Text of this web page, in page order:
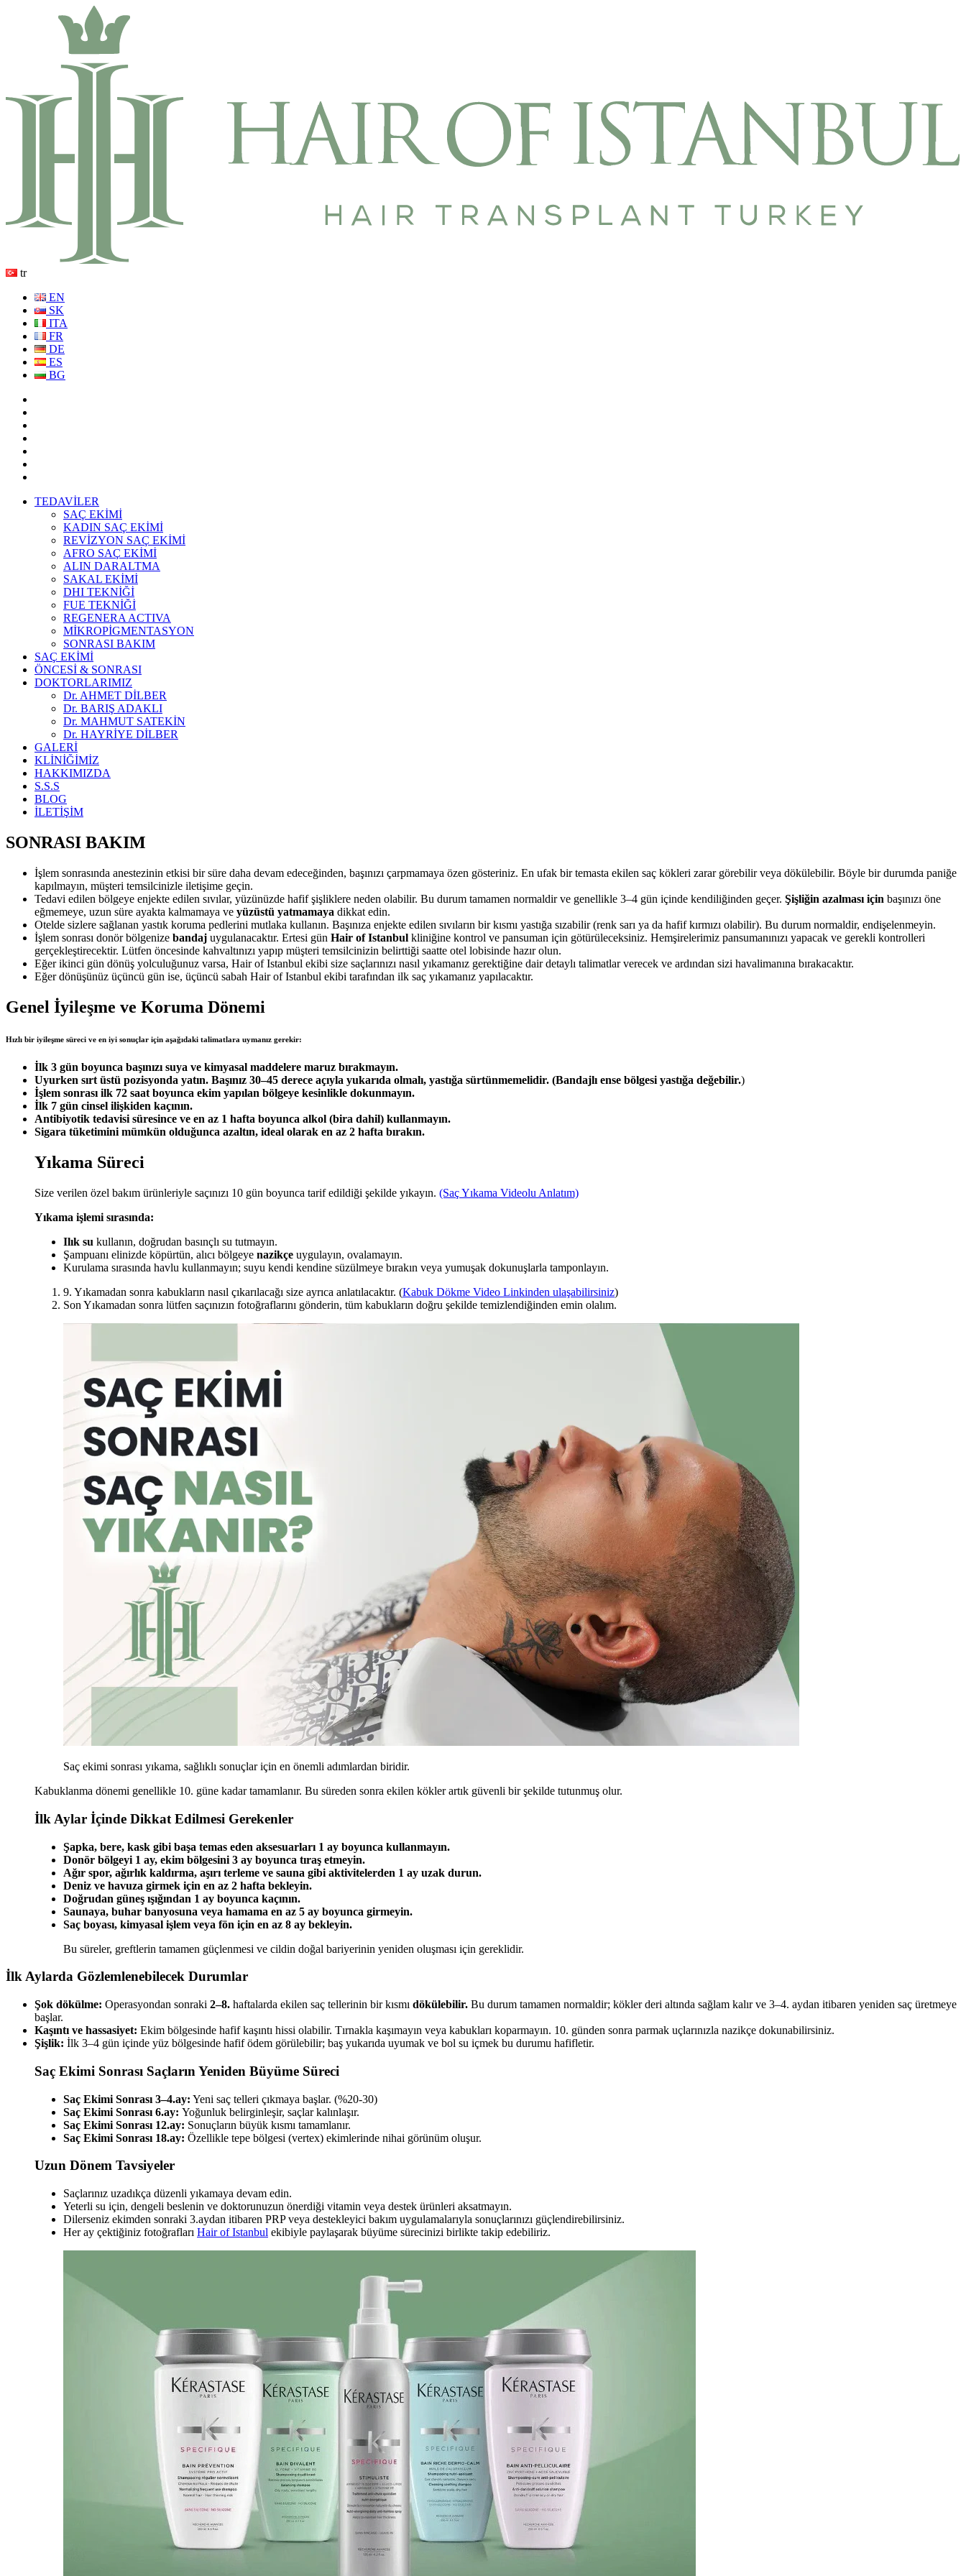
tr
EN
SK
ITA
FR
DE
ES
BG
TEDAVİLER
SAÇ EKİMİ
KADIN SAÇ EKİMİ
REVİZYON SAÇ EKİMİ
AFRO SAÇ EKİMİ
ALIN DARALTMA
SAKAL EKİMİ
DHI TEKNİĞİ
FUE TEKNİĞİ
REGENERA ACTIVA
MİKROPİGMENTASYON
SONRASI BAKIM
SAÇ EKİMİ
ÖNCESİ & SONRASI
DOKTORLARIMIZ
Dr. AHMET DİLBER
Dr. BARIŞ ADAKLI
Dr. MAHMUT SATEKİN
Dr. HAYRİYE DİLBER
GALERİ
KLİNİĞİMİZ
HAKKIMIZDA
S.S.S
BLOG
İLETİŞİM
SONRASI BAKIM
İşlem sonrasında anestezinin etkisi bir süre daha devam edeceğinden, başınızı çarpmamaya özen gösteriniz. En ufak bir temasta ekilen saç kökleri zarar görebilir veya dökülebilir. Böyle bir durumda paniğe
kapılmayın, müşteri temsilcinizle iletişime geçin.
Tedavi edilen bölgeye enjekte edilen sıvılar, yüzünüzde hafif şişliklere neden olabilir. Bu durum tamamen normaldir ve genellikle 3–4 gün içinde kendiliğinden geçer. Şişliğin azalması için başınızı öne
eğmemeye, uzun süre ayakta kalmamaya ve yüzüstü yatmamaya dikkat edin.
Otelde sizlere sağlanan yastık koruma pedlerini mutlaka kullanın. Başınıza enjekte edilen sıvıların bir kısmı yastığa sızabilir (renk sarı ya da hafif kırmızı olabilir). Bu durum normaldir, endişelenmeyin.
İşlem sonrası donör bölgenize bandaj uygulanacaktır. Ertesi gün Hair of Istanbul kliniğine kontrol ve pansuman için götürüleceksiniz. Hemşirelerimiz pansumanınızı yapacak ve gerekli kontrolleri
gerçekleştirecektir. Lütfen öncesinde kahvaltınızı yapıp müşteri temsilcinizin belirttiği saatte otel lobisinde hazır olun.
Eğer ikinci gün dönüş yolculuğunuz varsa, Hair of Istanbul ekibi size saçlarınızı nasıl yıkamanız gerektiğine dair detaylı talimatlar verecek ve ardından sizi havalimanına bırakacaktır.
Eğer dönüşünüz üçüncü gün ise, üçüncü sabah Hair of Istanbul ekibi tarafından ilk saç yıkamanız yapılacaktır.
Genel İyileşme ve Koruma Dönemi
Hızlı bir iyileşme süreci ve en iyi sonuçlar için aşağıdaki talimatlara uymanız gerekir:
İlk 3 gün boyunca başınızı suya ve kimyasal maddelere maruz bırakmayın.
Uyurken sırt üstü pozisyonda yatın. Başınız 30–45 derece açıyla yukarıda olmalı, yastığa sürtünmemelidir. (Bandajlı ense bölgesi yastığa değebilir.)
İşlem sonrası ilk 72 saat boyunca ekim yapılan bölgeye kesinlikle dokunmayın.
İlk 7 gün cinsel ilişkiden kaçının.
Antibiyotik tedavisi süresince ve en az 1 hafta boyunca alkol (bira dahil) kullanmayın.
Sigara tüketimini mümkün olduğunca azaltın, ideal olarak en az 2 hafta bırakın.
Yıkama Süreci
Size verilen özel bakım ürünleriyle saçınızı 10 gün boyunca tarif edildiği şekilde yıkayın. (Saç Yıkama Videolu Anlatım)
Yıkama işlemi sırasında:
Ilık su kullanın, doğrudan basınçlı su tutmayın.
Şampuanı elinizde köpürtün, alıcı bölgeye nazikçe uygulayın, ovalamayın.
Kurulama sırasında havlu kullanmayın; suyu kendi kendine süzülmeye bırakın veya yumuşak dokunuşlarla tamponlayın.
9. Yıkamadan sonra kabukların nasıl çıkarılacağı size ayrıca anlatılacaktır. (Kabuk Dökme Video Linkinden ulaşabilirsiniz)
Son Yıkamadan sonra lütfen saçınızın fotoğraflarını gönderin, tüm kabukların doğru şekilde temizlendiğinden emin olalım.
Saç ekimi sonrası yıkama, sağlıklı sonuçlar için en önemli adımlardan biridir.
Kabuklanma dönemi genellikle 10. güne kadar tamamlanır. Bu süreden sonra ekilen kökler artık güvenli bir şekilde tutunmuş olur.
İlk Aylar İçinde Dikkat Edilmesi Gerekenler
Şapka, bere, kask gibi başa temas eden aksesuarları 1 ay boyunca kullanmayın.
Donör bölgeyi 1 ay, ekim bölgesini 3 ay boyunca tıraş etmeyin.
Ağır spor, ağırlık kaldırma, aşırı terleme ve sauna gibi aktivitelerden 1 ay uzak durun.
Deniz ve havuza girmek için en az 2 hafta bekleyin.
Doğrudan güneş ışığından 1 ay boyunca kaçının.
Saunaya, buhar banyosuna veya hamama en az 5 ay boyunca girmeyin.
Saç boyası, kimyasal işlem veya fön için en az 8 ay bekleyin.
Bu süreler, greftlerin tamamen güçlenmesi ve cildin doğal bariyerinin yeniden oluşması için gereklidir.
İlk Aylarda Gözlemlenebilecek Durumlar
Şok dökülme: Operasyondan sonraki 2–8. haftalarda ekilen saç tellerinin bir kısmı dökülebilir. Bu durum tamamen normaldir; kökler deri altında sağlam kalır ve 3–4. aydan itibaren yeniden saç üretmeye
başlar.
Kaşıntı ve hassasiyet: Ekim bölgesinde hafif kaşıntı hissi olabilir. Tırnakla kaşımayın veya kabukları koparmayın. 10. günden sonra parmak uçlarınızla nazikçe dokunabilirsiniz.
Şişlik: İlk 3–4 gün içinde yüz bölgesinde hafif ödem görülebilir; baş yukarıda uyumak ve bol su içmek bu durumu hafifletir.
Saç Ekimi Sonrası Saçların Yeniden Büyüme Süreci
Saç Ekimi Sonrası 3–4.ay: Yeni saç telleri çıkmaya başlar. (%20-30)
Saç Ekimi Sonrası 6.ay: Yoğunluk belirginleşir, saçlar kalınlaşır.
Saç Ekimi Sonrası 12.ay: Sonuçların büyük kısmı tamamlanır.
Saç Ekimi Sonrası 18.ay: Özellikle tepe bölgesi (vertex) ekimlerinde nihai görünüm oluşur.
Uzun Dönem Tavsiyeler
Saçlarınız uzadıkça düzenli yıkamaya devam edin.
Yeterli su için, dengeli beslenin ve doktorunuzun önerdiği vitamin veya destek ürünleri aksatmayın.
Dilerseniz ekimden sonraki 3.aydan itibaren PRP veya destekleyici bakım uygulamalarıyla sonuçlarınızı güçlendirebilirsiniz.
Her ay çektiğiniz fotoğrafları Hair of Istanbul ekibiyle paylaşarak büyüme sürecinizi birlikte takip edebiliriz.